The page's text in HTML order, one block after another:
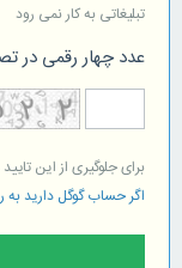
تبلیغاتی به کار نمی رود
عدد چهار رقمی در
برای جلوگیری از این
اگر حساب گوگل دارید به